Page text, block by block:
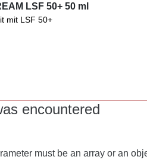
LSF 50+ 50 ml
Ectoin ®stärkt, Hyaluron spendet
LSF 50+ 50 ml
mit LSF 50+
encountered
must be an array or an
encountered
must be an array or an